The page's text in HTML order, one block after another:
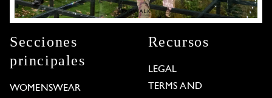
Secciones
principales
WOMENSWEAR
Recursos
LEGAL
TERMS AND